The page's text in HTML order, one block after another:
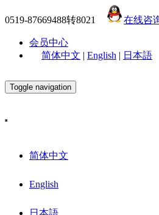
0519-87669488转8021 在线咨
会员中心
简体中文 | English | 日本語
Toggle navigation
简体中文
English
日本語